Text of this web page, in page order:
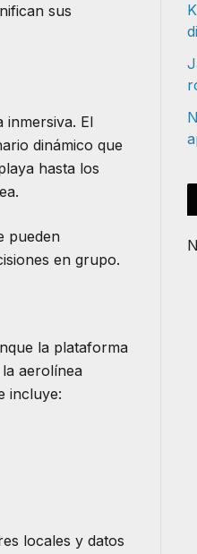
sus
inmersiva. El
dinámico que
hasta los
pueden
en grupo.
la plataforma
la aerolínea
incluye:
locales y datos